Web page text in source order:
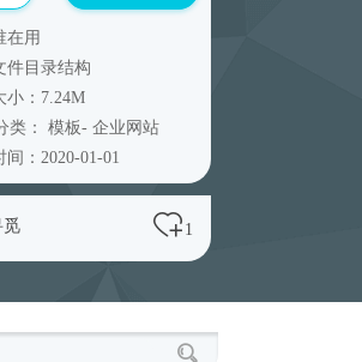
在用
件目录结构
小：7.24M
类： 模板- 企业网站
间：2020-01-01
觅 1